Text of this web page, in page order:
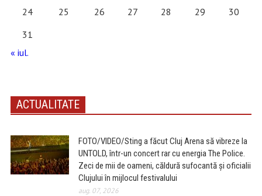
24
25 26 27 28 29
30
31
« iul.
ACTUALITATE
FOTO/VIDEO/Sting a făcut Cluj Arena să vibreze la
UNTOLD, într-un concert rar cu energia The Police.
Zeci de mii de oameni, căldură sufocantă și oficialii
Clujului în mijlocul festivalului
aug. 07, 2026